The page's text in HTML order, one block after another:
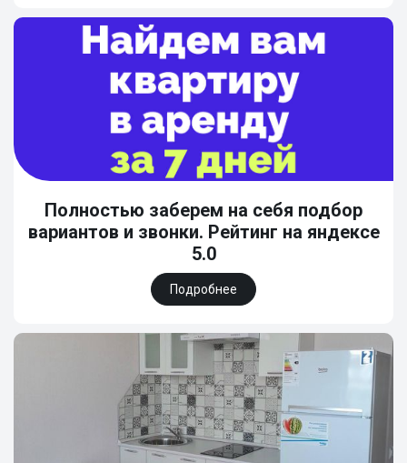
Полностью заберем на себя подбор
вариантов и звонки. Рейтинг на яндексе
5.0
Подробнее